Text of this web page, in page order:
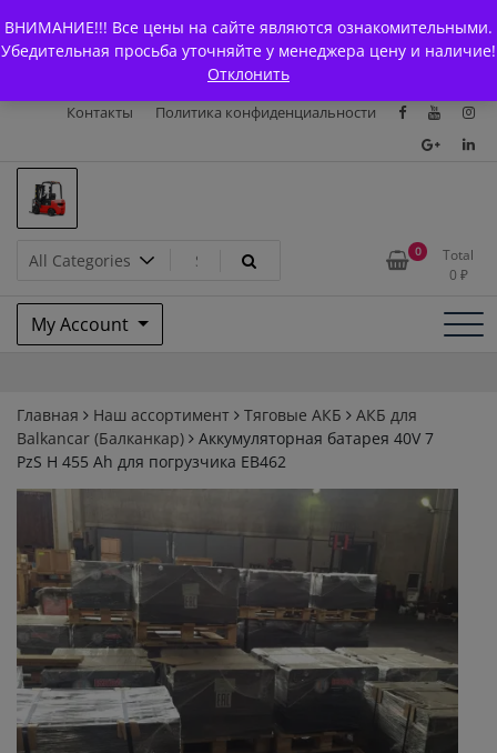
ВНИМАНИЕ!!! Все цены на сайте являются ознакомительными.
Убедительная просьба уточняйте у менеджера цену и наличие!
Отклонить
to
content
Главная
Магазин О Компании
Каталоги
Доставка и оплата
Контакты
Политика конфиденциальности
Запчасти для вилочых
погрузчиков и
электротележек Balkancar
0
Total
0 ₽
My Account
Главная Наш ассортимент Тяговые АКБ
АКБ для
Balkanсar (Балканкар)
Аккумуляторная батарея 40V 7
PzS Н 455 Ah для погрузчика ЕВ462